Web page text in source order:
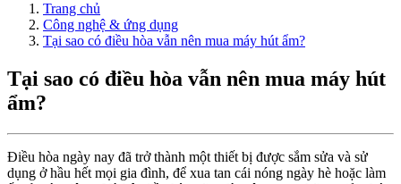
Trang chủ
Công nghệ & ứng dụng
Tại sao có điều hòa vẫn nên mua máy hút ẩm?
Tại sao có điều hòa vẫn nên mua máy hút
ẩm?
Điều hòa ngày nay đã trở thành một thiết bị được sắm sửa và sử
dụng ở hầu hết mọi gia đình, để xua tan cái nóng ngày hè hoặc làm